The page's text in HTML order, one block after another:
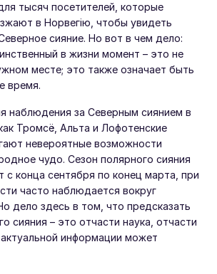
тысяч посетителей, которые
в Норвегію, чтобы увидеть
сияние. Но вот в чем дело:
в жизни момент – это не
месте; это также означает быть
время.
наблюдения за Северным сиянием в
Тромсё, Альта и Лофотенские
невероятные возможности
чудо. Сезон полярного сияния
с конца сентября по конец марта, при
часто наблюдается вокруг
дело здесь в том, что предсказать
сияния – это отчасти наука, отчасти
информации может